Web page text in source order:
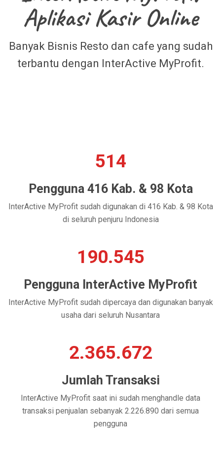
Aplikasi Kasir Online
Banyak Bisnis Resto dan cafe yang sudah
terbantu dengan InterActive MyProfit.
514
Pengguna 416 Kab. & 98 Kota
InterActive MyProfit sudah digunakan di 416 Kab. & 98 Kota
di seluruh penjuru Indonesia
190.545
Pengguna InterActive MyProfit
InterActive MyProfit sudah dipercaya dan digunakan banyak
usaha dari seluruh Nusantara
2.365.672
Jumlah Transaksi
InterActive MyProfit saat ini sudah menghandle data
transaksi penjualan sebanyak 2.226.890 dari semua
pengguna